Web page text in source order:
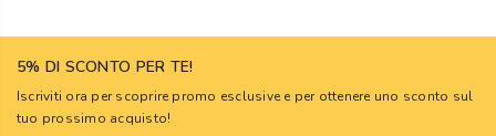
5% DI SCONTO PER TE!
Iscriviti ora per scoprire promo esclusive e per ottenere uno sconto sul
tuo prossimo acquisto!